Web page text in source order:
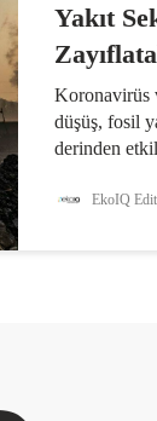
Yakıt
Koronavirüs
düşüş, fosil
derinden
zararlara
EkoIQ